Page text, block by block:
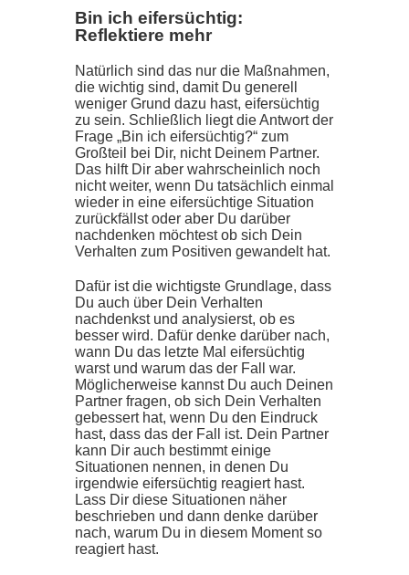
Bin ich eifersüchtig:
Reflektiere mehr
Natürlich sind das nur die Maßnahmen,
die wichtig sind, damit Du generell
weniger Grund dazu hast, eifersüchtig
zu sein. Schließlich liegt die Antwort der
Frage „Bin ich eifersüchtig?“ zum
Großteil bei Dir, nicht Deinem Partner.
Das hilft Dir aber wahrscheinlich noch
nicht weiter, wenn Du tatsächlich einmal
wieder in eine eifersüchtige Situation
zurückfällst oder aber Du darüber
nachdenken möchtest ob sich Dein
Verhalten zum Positiven gewandelt hat.
Dafür ist die wichtigste Grundlage, dass
Du auch über Dein Verhalten
nachdenkst und analysierst, ob es
besser wird. Dafür denke darüber nach,
wann Du das letzte Mal eifersüchtig
warst und warum das der Fall war.
Möglicherweise kannst Du auch Deinen
Partner fragen, ob sich Dein Verhalten
gebessert hat, wenn Du den Eindruck
hast, dass das der Fall ist. Dein Partner
kann Dir auch bestimmt einige
Situationen nennen, in denen Du
irgendwie eifersüchtig reagiert hast.
Lass Dir diese Situationen näher
beschrieben und dann denke darüber
nach, warum Du in diesem Moment so
reagiert hast.